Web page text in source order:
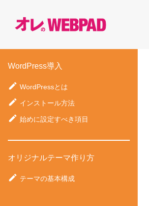
WordPress導入
WordPressとは
インストール方法
始めに設定すべき項目
オリジナルテーマ作り方
テーマの基本構成